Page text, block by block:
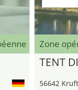
Zone
TENT
56642 Kruft